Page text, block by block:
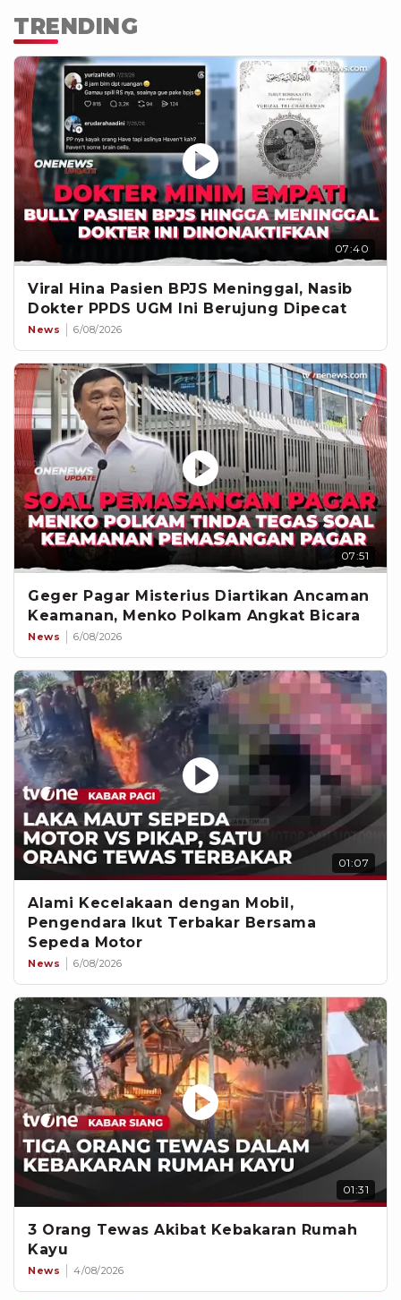
TRENDING
07:40
Viral Hina Pasien BPJS Meninggal, Nasib
Dokter PPDS UGM Ini Berujung Dipecat
News 6/08/2026
07:51
Geger Pagar Misterius Diartikan Ancaman
Keamanan, Menko Polkam Angkat Bicara
News 6/08/2026
01:07
Alami Kecelakaan dengan Mobil,
Pengendara Ikut Terbakar Bersama
Sepeda Motor
News 6/08/2026
01:31
3 Orang Tewas Akibat Kebakaran Rumah
Kayu
News 4/08/2026